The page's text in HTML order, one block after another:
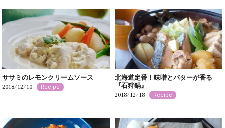
ササミのレモンクリームソース
2018/12/10 Recipe
北海道定番！味噌とバターが香る
『石狩鍋』
2018/12/18 Recipe